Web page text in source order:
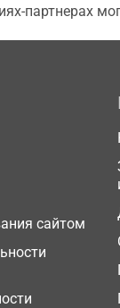
партнерах
сайтом